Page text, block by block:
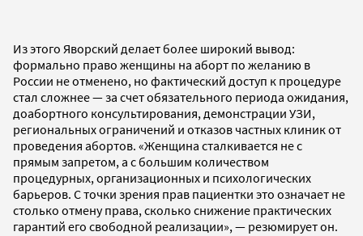
Из этого Яворский делает более широкий вывод:
формально право женщины на аборт по желанию в
России не отменено, но фактический доступ к процедуре
стал сложнее — за счет обязательного периода ожидания,
доабортного консультирования, демонстрации УЗИ,
региональных ограничений и отказов частных клиник от
проведения абортов. «Женщина сталкивается не с
прямым запретом, а с большим количеством
процедурных, организационных и психологических
барьеров. С точки зрения прав пациентки это означает не
столько отмену права, сколько снижение практических
гарантий его свободной реализации», — резюмирует он.